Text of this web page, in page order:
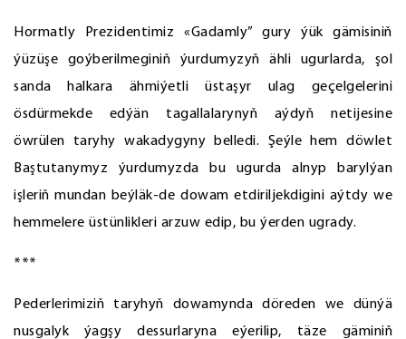
Hormatly Prezidentimiz «Gadamly” gury ýük gämisiniň
ýüzüşe goýberilmeginiň ýurdumyzyň ähli ugurlarda, şol
sanda halkara ähmiýetli üstaşyr ulag geçelgelerini
ösdürmekde edýän tagallalarynyň aýdyň netijesine
öwrülen taryhy wakadygyny belledi. Şeýle hem döwlet
Baştutanymyz ýurdumyzda bu ugurda alnyp barylýan
işleriň mundan beýläk-de dowam etdiriljekdigini aýtdy we
hemmelere üstünlikleri arzuw edip, bu ýerden ugrady.
***
Pederlerimiziň taryhyň dowamynda döreden we dünýä
nusgalyk ýagşy dessurlaryna eýerilip, täze gäminiň